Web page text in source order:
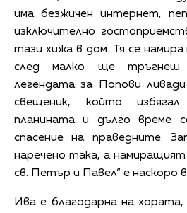
има безжичен интернет,
изключително
тази хижа в дом. Тя се намира
след малко ще тръгнеш
легендата за Попови
свещеник, който
планината и дълго време
спасение на праведните.
наречено така, а намиращият
св. Петър и Павел“ е наскоро
Ива е благодарна на